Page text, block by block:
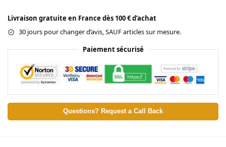
Livraison gratuite en France dès 100 € d’achat
30 jours pour changer d’avis, SAUF articles sur mesure.
Paiement sécurisé
Questions? Request a Call Back